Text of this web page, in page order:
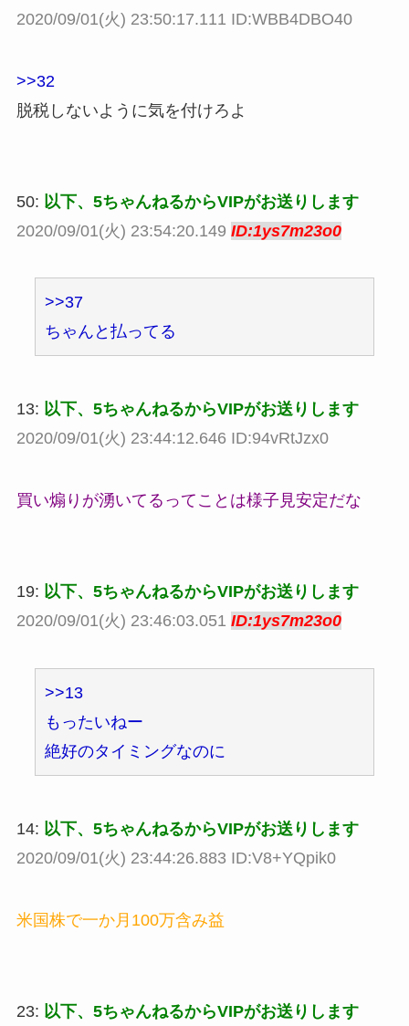
2020/09/01(火) 23:50:17.111 ID:WBB4DBO40
>>32
脱税しないように気を付けろよ
50: 以下、5ちゃんねるからVIPがお送りします
2020/09/01(火) 23:54:20.149 ID:1ys7m23o0
>>37
ちゃんと払ってる
13: 以下、5ちゃんねるからVIPがお送りします
2020/09/01(火) 23:44:12.646 ID:94vRtJzx0
買い煽りが湧いてるってことは様子見安定だな
19: 以下、5ちゃんねるからVIPがお送りします
2020/09/01(火) 23:46:03.051 ID:1ys7m23o0
>>13
もったいねー
絶好のタイミングなのに
14: 以下、5ちゃんねるからVIPがお送りします
2020/09/01(火) 23:44:26.883 ID:V8+YQpik0
米国株で一か月100万含み益
23: 以下、5ちゃんねるからVIPがお送りします